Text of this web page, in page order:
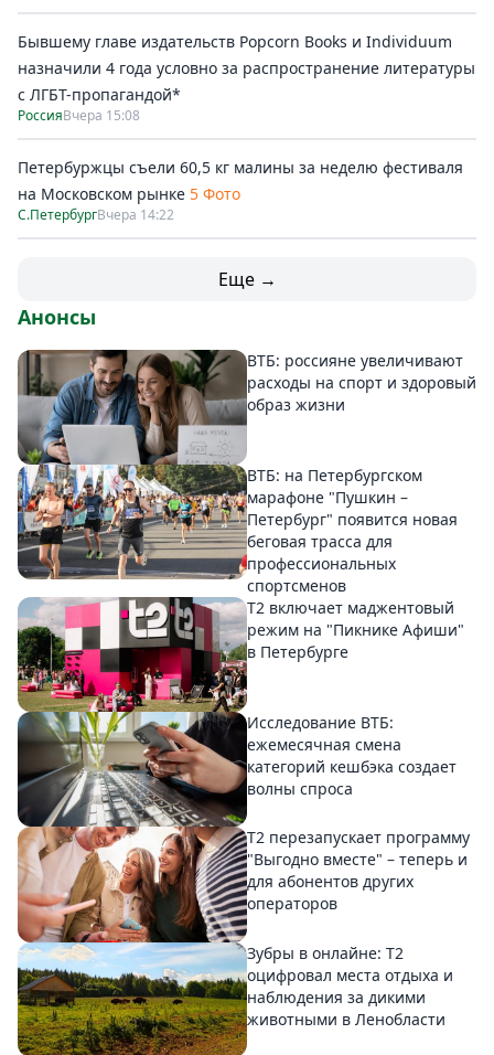
Бывшему главе издательств Popcorn Books и Individuum
назначили 4 года условно за распространение литературы
с ЛГБТ-пропагандой*
РоссияВчера 15:08
Петербуржцы съели 60,5 кг малины за неделю фестиваля
на Московском рынке 5 Фото
С.ПетербургВчера 14:22
Еще →
Анонсы
ВТБ: россияне увеличивают
расходы на спорт и здоровый
образ жизни
ВТБ: на Петербургском
марафоне "Пушкин –
Петербург" появится новая
беговая трасса для
профессиональных
спортсменов
Т2 включает маджентовый
режим на "Пикнике Афиши"
в Петербурге
Исследование ВТБ:
ежемесячная смена
категорий кешбэка создает
волны спроса
Т2 перезапускает программу
"Выгодно вместе" – теперь и
для абонентов других
операторов
Зубры в онлайне: Т2
оцифровал места отдыха и
наблюдения за дикими
животными в Ленобласти